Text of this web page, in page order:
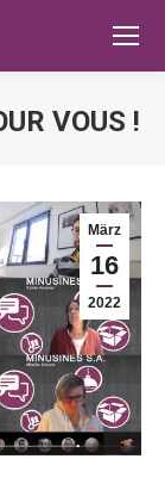
VOUS !
März
16
2022